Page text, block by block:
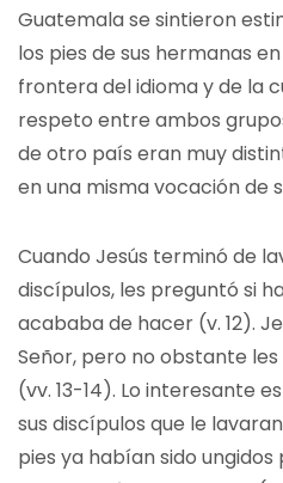
Guatemala se sintieron
los pies de sus hermanas
frontera del idioma y de la
respeto entre ambos
de otro país eran muy
en una misma vocación de
Cuando Jesús terminó de
discípulos, les preguntó si
acababa de hacer (v. 12).
Señor, pero no obstante
(vv. 13-14). Lo interesante
sus discípulos que le
pies ya habían sido